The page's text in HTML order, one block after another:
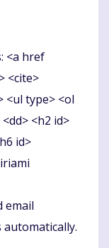
<a href
<cite>
<ul type> <ol
<h2 id>
id>
email